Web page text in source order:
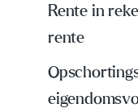
Rente in
rente